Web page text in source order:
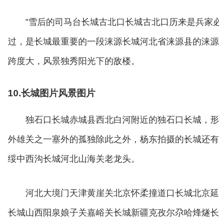
”雪后的司马台长城古北口长城古北口历来是兵
过，是长城最重要的一段涞源长城河北省涞源县的涞
跨度大，风景独秀阳光下的敌楼。
10.长城图片风景图片
独石口长城赤城县西北白河附近的独石口长城，
外雄关之一塞外的孤独除此之外，杨东拍摄的长城还
绥中西沟长城河北山海关老龙头。
河北大境门天津黄崖关北京怀柔撞道口长城北京
长城山西阳泉娘子关嘉峪关长城新疆克孜尔尕哈烽燧